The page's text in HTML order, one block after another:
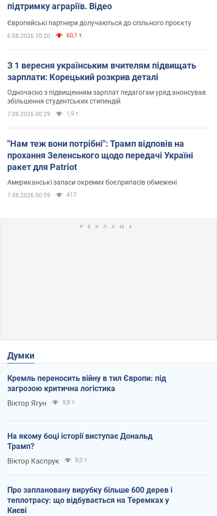
підтримку аграріїв. Відео
Європейські партнери долучаються до спільного проєкту
6.08.2026 20:20 60,1 т.
З 1 вересня українським вчителям підвищать
зарплати: Корецький розкрив деталі
Одночасно з підвищенням зарплат педагогам уряд анонсував
збільшення студентських стипендій
7.08.2026 00:29 1,9 т.
"Нам теж вони потрібні": Трамп відповів на
прохання Зеленського щодо передачі Україні
ракет для Patriot
Американські запаси окремих боєприпасів обмежені
7.08.2026 00:59 417
Думки
Кремль переносить війну в тил Європи: під
загрозою критична логістика
Віктор Ягун 9,8 т.
На якому боці історії виступає Дональд
Трамп?
Віктор Каспрук 8,0 т.
Про заплановану вирубку більше 600 дерев і
теплотрасу: що відбувається на Теремках у
Києві